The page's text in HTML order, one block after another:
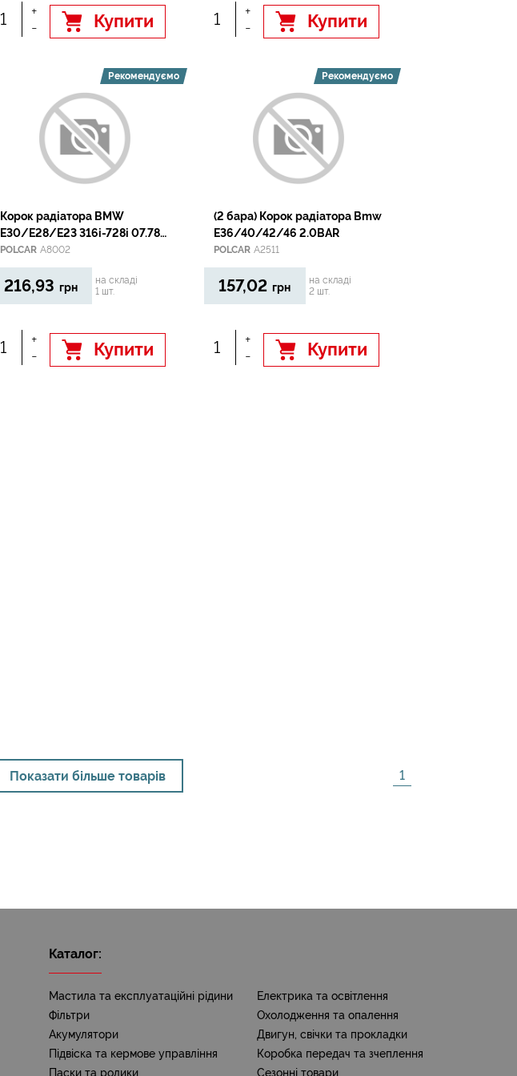
Показати більше товарів 1
+
-
Купити
+
-
Купити
Рекомендуємо
Корок радiатора BMW
E30/E28/E23 316i-728i 07.78-
08.91
POLCAR A8002
216,93 грн
на складі
1 шт.
+
-
Купити
Рекомендуємо
(2 бара) Корок радiатора Bmw
E36/40/42/46 2.0BAR
POLCAR A2511
157,02 грн
на складі
2 шт.
+
-
Купити
Каталог:
Мастила та експлуатаційні рідини
Фільтри
Акумулятори
Підвіска та кермове управління
Паски та ролики
Електрика та освітлення
Охолодження та опалення
Двигун, свічки та прокладки
Коробка передач та зчеплення
Сезонні товари